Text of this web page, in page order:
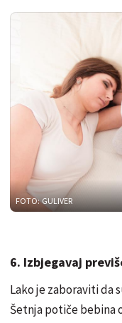
FOTO: GULIVER
6. Izbjegavaj
Lako je zaboraviti da
Šetnja potiče bebina